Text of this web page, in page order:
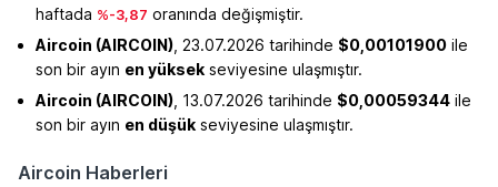
haftada %-3,87 oranında değişmiştir.
Aircoin (AIRCOIN) , 23.07.2026 tarihinde $0,00101900 ile
son bir ayın en yüksek seviyesine ulaşmıştır.
Aircoin (AIRCOIN) , 13.07.2026 tarihinde $0,00059344 ile
son bir ayın en düşük seviyesine ulaşmıştır.
Aircoin Haberleri